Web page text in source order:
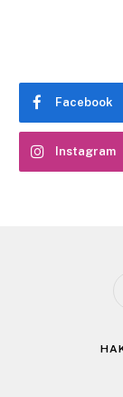
Facebook
Instagram